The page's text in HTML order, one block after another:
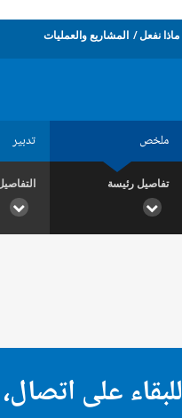
ماذا نفعل المشاريع والعمليات
ملخص تدبير
تفاصيل رئيسة
للبقاء على